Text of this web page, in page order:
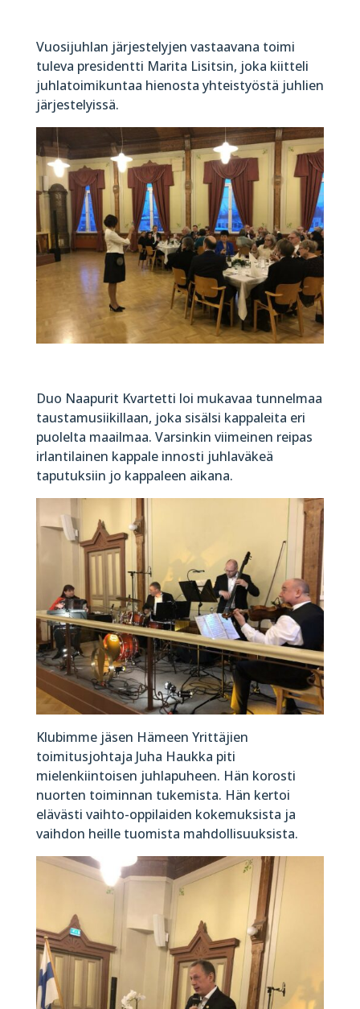
Vuosijuhlan järjestelyjen vastaavana toimi
tuleva presidentti Marita Lisitsin, joka kiitteli
juhlatoimikuntaa hienosta yhteistyöstä juhlien
järjestelyissä.
Duo Naapurit Kvartetti loi mukavaa tunnelmaa
taustamusiikillaan, joka sisälsi kappaleita eri
puolelta maailmaa. Varsinkin viimeinen reipas
irlantilainen kappale innosti juhlaväkeä
taputuksiin jo kappaleen aikana.
Klubimme jäsen Hämeen Yrittäjien
toimitusjohtaja Juha Haukka piti
mielenkiintoisen juhlapuheen. Hän korosti
nuorten toiminnan tukemista. Hän kertoi
elävästi vaihto-oppilaiden kokemuksista ja
vaihdon heille tuomista mahdollisuuksista.